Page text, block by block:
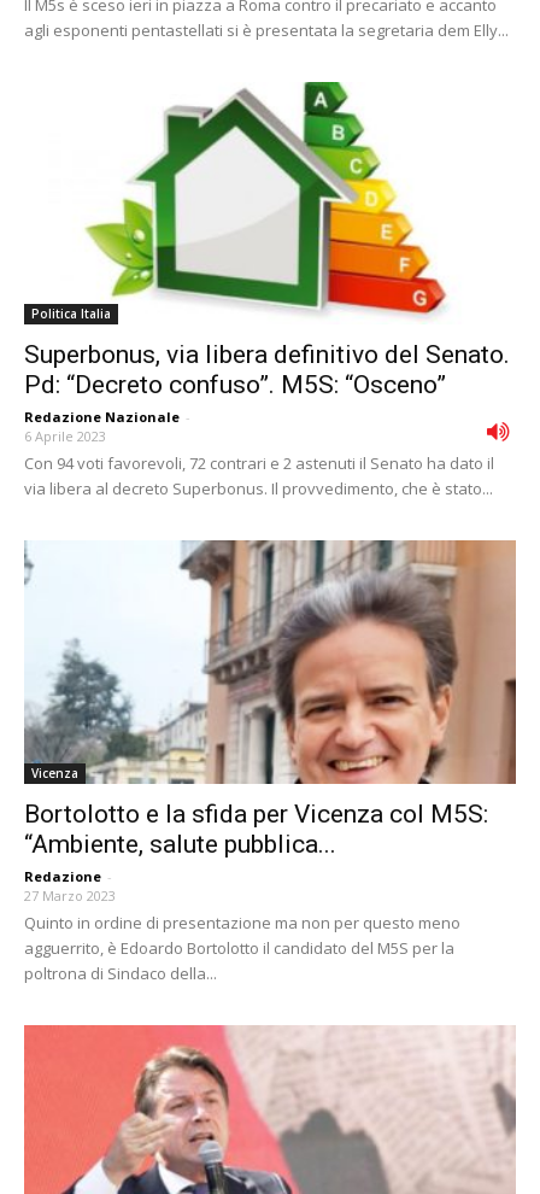
Il M5s è sceso ieri in piazza a Roma contro il precariato e accanto
agli esponenti pentastellati si è presentata la segretaria dem Elly...
Politica Italia
Superbonus, via libera definitivo del Senato.
Pd: “Decreto confuso”. M5S: “Osceno”
Redazione Nazionale -
6 Aprile 2023
Con 94 voti favorevoli, 72 contrari e 2 astenuti il Senato ha dato il
via libera al decreto Superbonus. Il provvedimento, che è stato...
Vicenza
Bortolotto e la sfida per Vicenza col M5S:
“Ambiente, salute pubblica...
Redazione -
27 Marzo 2023
Quinto in ordine di presentazione ma non per questo meno
agguerrito, è Edoardo Bortolotto il candidato del M5S per la
poltrona di Sindaco della...